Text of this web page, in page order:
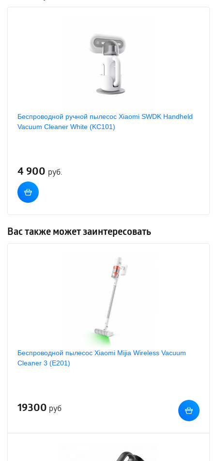
Беспроводной ручной пылесос Xiaomi SWDK Handheld
Vacuum Cleaner White (KC101)
4 900 руб.
Вас также может заинтересовать
Беспроводной пылесос Xiaomi Mijia Wireless Vacuum
Cleaner 3 (E201)
19300 руб